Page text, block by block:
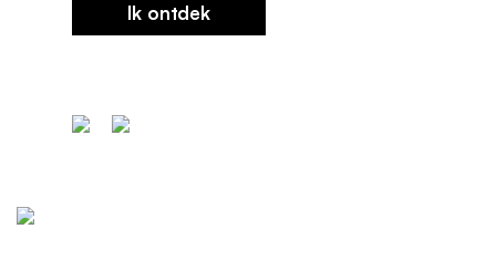
Ik ontdek